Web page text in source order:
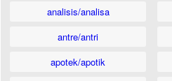
analisis/analisa
antre/antri
apotek/apotik